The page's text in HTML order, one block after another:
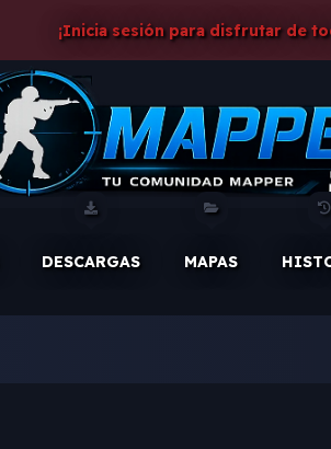
¡Inicia sesión para disfrutar de
DESCARGAS MAPAS